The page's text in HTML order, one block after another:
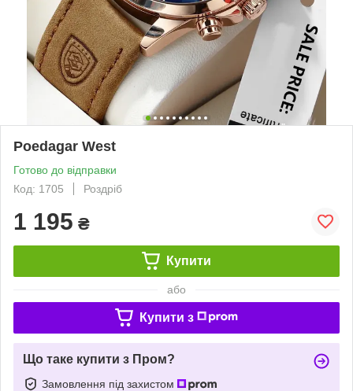
Poedagar West
Готово до відправки
Код: 1705
Роздріб
1 195 ₴
Купити
або
Купити з
Що таке купити з Пром?
Замовлення під захистом